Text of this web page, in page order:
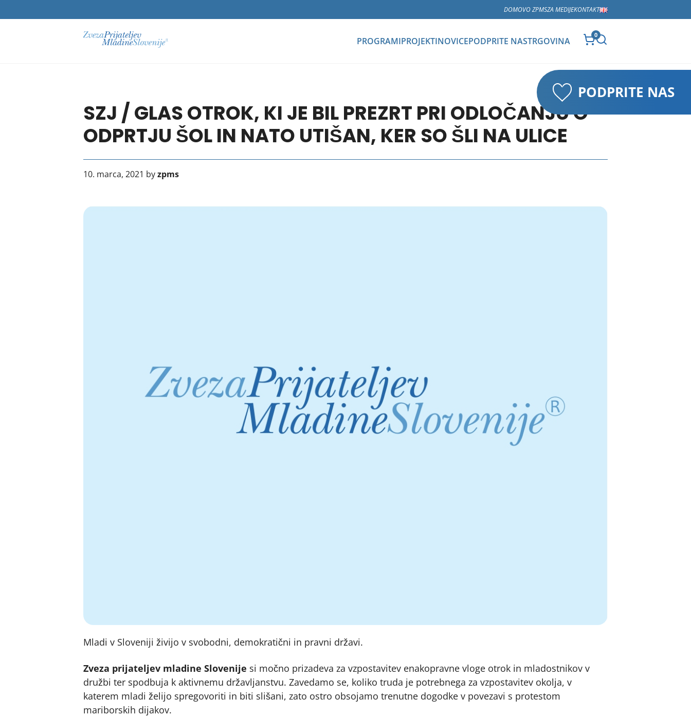
DOMOVO ZPMSZA MEDIJEKONTAKT
PROGRAMIPROJEKTINOVICEPODPRITE NASTRGOVINA
0
PODPRITE NAS
SZJ / GLAS OTROK, KI JE BIL PREZRT PRI ODLOČANJU O
ODPRTJU ŠOL IN NATO UTIŠAN, KER SO ŠLI NA ULICE
10. marca, 2021 byzpms
Mladi v Sloveniji živijo v svobodni, demokratični in pravni državi.
Zveza prijateljev mladine Slovenije si močno prizadeva za vzpostavitev enakopravne vloge otrok in mladostnikov v
družbi ter spodbuja k aktivnemu državljanstvu. Zavedamo se, koliko truda je potrebnega za vzpostavitev okolja, v
katerem mladi želijo spregovoriti in biti slišani, zato ostro obsojamo trenutne dogodke v povezavi s protestom
mariborskih dijakov.